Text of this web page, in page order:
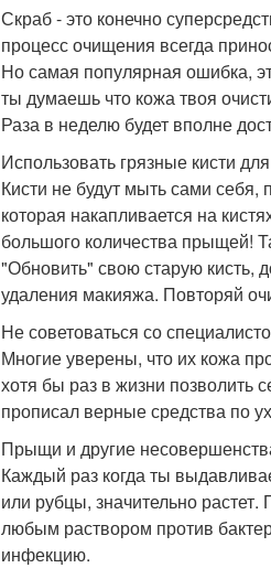
Скраб - это конечно
процесс очищения всегда
Но самая популярная ошибка,
ты думаешь что кожа твоя
Раза в неделю будет вполне
Использовать грязные кисти
Кисти не будут мыть сами себя,
которая накапливается на
большого количества прыщей!
"Обновить" свою старую кисть,
удаления макияжа. Повторяй
Не советоваться со
Многие уверены, что их кожа
хотя бы раз в жизни позволить
прописал верные средства по
Прыщи и другие
Каждый раз когда ты
или рубцы, значительно
любым раствором против
инфекцию.